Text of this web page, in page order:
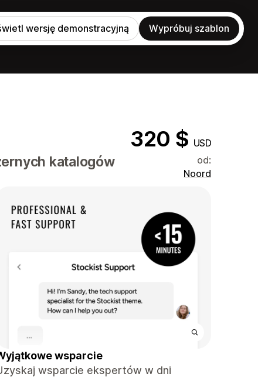
wersję demonstracyjną Wypróbuj szablon
320 $ USD
katalogów
od:
Noord
wsparcie
wsparcie ekspertów w dni